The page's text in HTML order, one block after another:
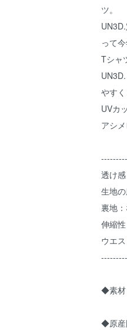
ツ。
って今
Tシャ
やす
UVカ
アシ
透け
生地
裏地
伸縮
ウエ
◆素材
◆原産